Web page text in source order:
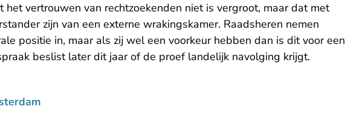
het vertrouwen van rechtzoekenden niet is vergroot, maar dat met
zijn van een externe wrakingskamer. Raadsheren nemen
positie in, maar als zij wel een voorkeur hebben dan is dit voor een
beslist later dit jaar of de proef landelijk navolging krijgt.